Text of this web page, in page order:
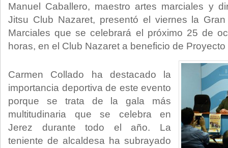
Manuel Caballero, maestro artes marciales y
Jitsu Club Nazaret, presentó el viernes la
Marciales que se celebrará el próximo 25 de
horas, en el Club Nazaret a beneficio de
Carmen Collado ha destacado la
importancia deportiva de este evento
porque se trata de la gala más
multitudinaria que se celebra en
Jerez durante todo el año. La
teniente de alcaldesa ha subrayado